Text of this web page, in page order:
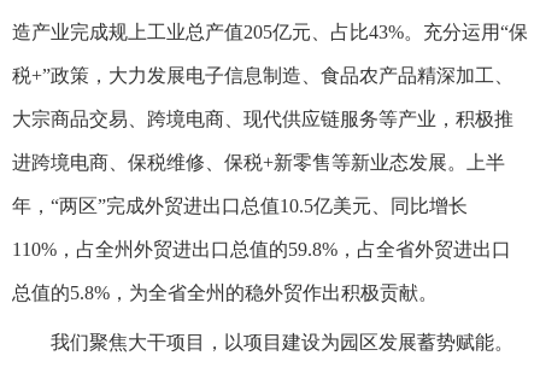
造产业完成规上工业总产值205亿元、占比43%。充分运用“保
税+”政策，大力发展电子信息制造、食品农产品精深加工、
大宗商品交易、跨境电商、现代供应链服务等产业，积极推
进跨境电商、保税维修、保税+新零售等新业态发展。上半
年，“两区”完成外贸进出口总值10.5亿美元、同比增长
110%，占全州外贸进出口总值的59.8%，占全省外贸进出口
总值的5.8%，为全省全州的稳外贸作出积极贡献。
我们聚焦大干项目，以项目建设为园区发展蓄势赋能。